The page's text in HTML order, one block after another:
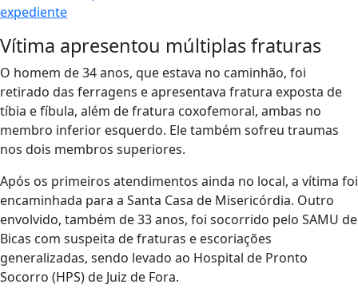
expediente
Vítima apresentou múltiplas fraturas
O homem de 34 anos, que estava no caminhão, foi
retirado das ferragens e apresentava fratura exposta de
tíbia e fíbula, além de fratura coxofemoral, ambas no
membro inferior esquerdo. Ele também sofreu traumas
nos dois membros superiores.
Após os primeiros atendimentos ainda no local, a vítima foi
encaminhada para a Santa Casa de Misericórdia. Outro
envolvido, também de 33 anos, foi socorrido pelo SAMU de
Bicas com suspeita de fraturas e escoriações
generalizadas, sendo levado ao Hospital de Pronto
Socorro (HPS) de Juiz de Fora.